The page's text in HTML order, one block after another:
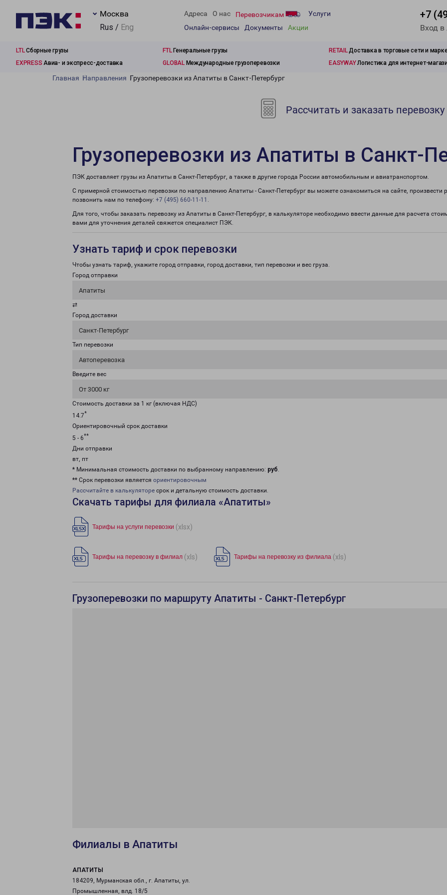
Москва
Rus / Eng
Адреса О нас Перевозчикам
Услуги
Онлайн-сервисы
Документы Акции
+7
Вход
LTLСборные грузы FTLГенеральные грузы RETAILДоставка в торговые сети и
EXPRESS Авиа- и экспресс-доставка GLOBALМеждународные грузоперевозки EASYWAYЛогистика для интернет-
Главная Направления Грузоперевозки из Апатиты в Санкт-Петербург
Рассчитать и заказать перевозку
Грузоперевозки из Апатиты в Санкт-
ПЭК доставляет грузы из Апатиты в Санкт-Петербург, а также в другие города России автомобильным и авиатранспортом.
С примерной стоимостью перевозки по направлению Апатиты - Санкт-Петербург вы можете ознакомиться на сайте,
позвонить нам по телефону: +7 (495) 660-11-11 .
Для того, чтобы заказать перевозку из Апатиты в Санкт-Петербург, в калькуляторе необходимо ввести данные для расчета
вами для уточнения деталей свяжется специалист ПЭК.
Узнать тариф и срок перевозки
Чтобы узнать тариф, укажите город отправки, город доставки, тип перевозки и вес груза.
Город отправки
Апатиты
⇄
Город доставки
Санкт-Петербург
Тип перевозки
Автоперевозка
Введите вес
От 3000 кг
Стоимость доставки за 1 кг (включая НДС)
14.7*
Ориентировочный срок доставки
5 - 6**
Дни отправки
вт, пт
* Минимальная стоимость доставки по выбранному направлению: руб.
** Срок перевозки является ориентировочным
Рассчитайте в калькуляторе срок и детальную стоимость доставки.
Скачать тарифы для филиала «Апатиты»
Тарифы на услуги перевозки (xlsx)
Тарифы на перевозку в филиал (xls) Тарифы на перевозку из филиала (xls)
Грузоперевозки по маршруту Апатиты - Санкт-Петербург
Филиалы в Апатиты
АПАТИТЫ
184209, Мурманская обл., г. Апатиты, ул.
Промышленная, влд. 18/5